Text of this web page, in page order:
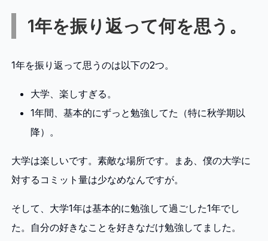
1年を振り返って何を思う。
1年を振り返って思うのは以下の2つ。
大学、楽しすぎる。
1年間、基本的にずっと勉強してた（特に秋学期以
降）。
大学は楽しいです。素敵な場所です。まあ、僕の大学に
対するコミット量は少なめなんですが。
そして、大学1年は基本的に勉強して過ごした1年でし
た。自分の好きなことを好きなだけ勉強してました。